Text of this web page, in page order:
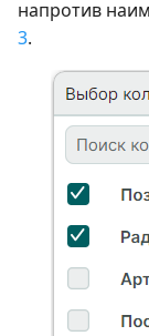
напротив
3.